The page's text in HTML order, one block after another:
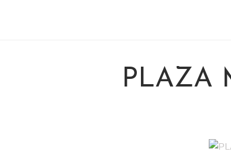
PLAZA